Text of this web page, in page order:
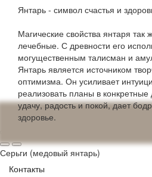
Янтарь - символ счастья и
Магические свойства янтаря так
лечебные. С древности его
могущественным талисман и
Янтарь является источником
оптимизма. Он усиливает
реализовать планы в конкретные
удачу, радость и покой, дает
здоровье.
Серьги (медовый янтарь)
Контакты